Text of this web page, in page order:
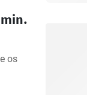
os